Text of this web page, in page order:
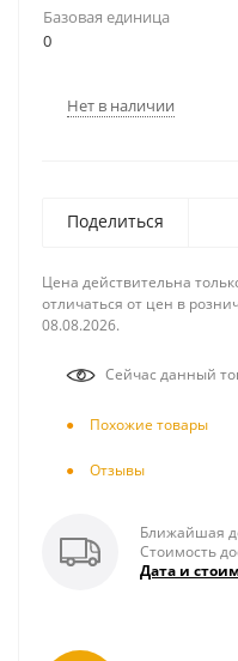
Базовая единица
0
Нет в наличии
Поделиться
Цена действительна
отличаться от цен в
08.08.2026.
Сейчас данный
Похожие товары
Отзывы
Ближайшая
Стоимость
Дата и